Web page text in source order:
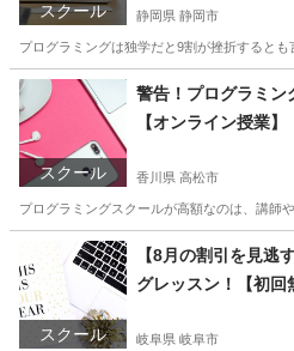
スクール 静岡県 静岡市
プログラミングは独学だと9割が挫折すると
静岡 静岡市 プログラミング 近
スクール
警告！プログラミン
【オンライン授業】
香川県 高松市
プログラミングスクールが高額なのは、講師
香川 高松市 プログラミング 興味
スクール
【8月の割引を見逃
グレッスン！【初回
岐阜県 岐阜市